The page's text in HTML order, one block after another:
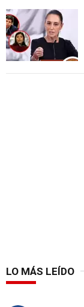
LO MÁS LEÍDO